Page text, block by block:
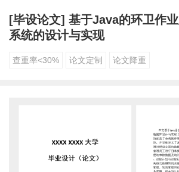
[毕设论文] 基于Java的环卫作
系统的设计与实现
查重率<30% 论文定制 论文降重